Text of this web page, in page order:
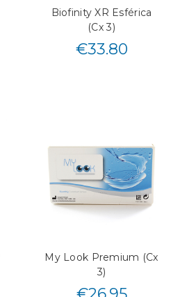
Biofinity XR Esférica
(Cx 3)
€33.80
My Look Premium (Cx
3)